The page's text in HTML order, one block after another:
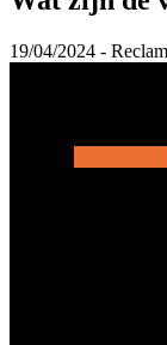
19/04/2024 -